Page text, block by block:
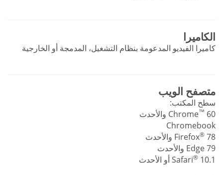
الكاميرا
كاميرا الفيديو المدعومة بنظام التشغيل، المدمجة أو الخارجية
متصفح الويب
سطح المكتب:
Chrome™ 60 والأحدث
Chromebook
Firefox® 78 والأحدث
Edge 79 والأحدث
Safari® 10.1 أو الأحدث